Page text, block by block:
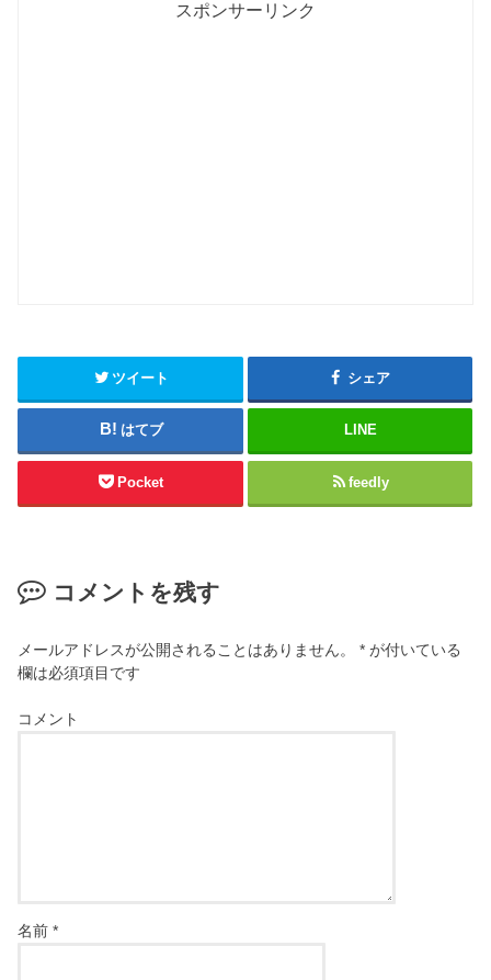
スポンサーリンク
ツイート シェア
はてブ LINE
Pocket feedly
コメントを残す
メールアドレスが公開されることはありません。 * が付いている
欄は必須項目です
コメント
名前*